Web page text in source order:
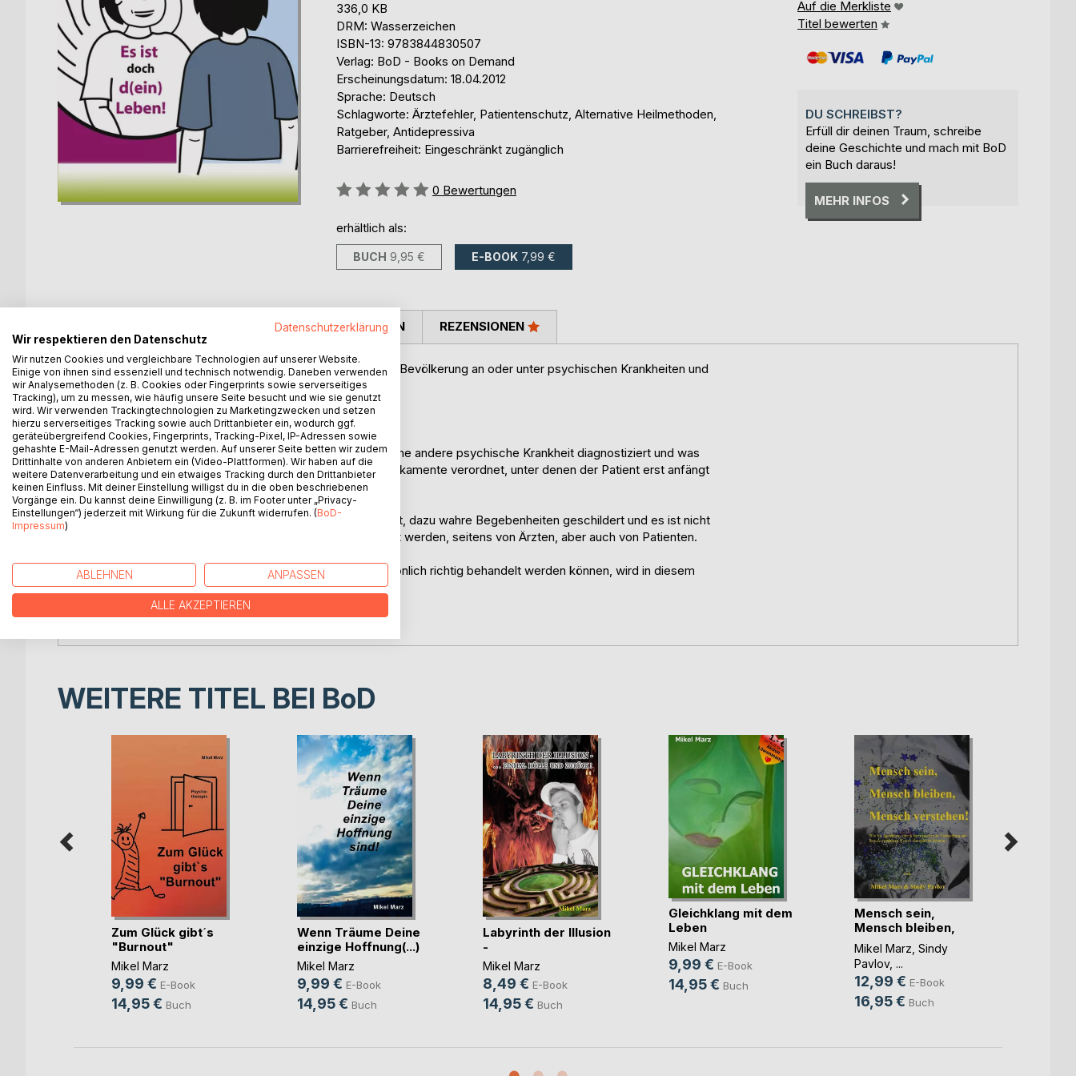
336,0 KB
DRM: Wasserzeichen
ISBN-13: 9783844830507
Verlag: BoD - Books on Demand
Erscheinungsdatum: 18.04.2012
Sprache: Deutsch
Schlagworte: Ärztefehler, Patientenschutz, Alternative Heilmethoden,
Ratgeber, Antidepressiva
Barrierefreiheit: Eingeschränkt zugänglich
Bewertung::
0 Bewertungen
erhältlich als:
BUCH 9,95 € E-BOOK 7,99 €
Auf die Merkliste
Titel bewerten
DU SCHREIBST?
Erfüll dir deinen Traum, schreibe
deine Geschichte und mach mit BoD
ein Buch daraus!
MEHR INFOS
Laut einer Studie leiden allein in Deutschland ca. 9,1% der Bevölkerung an oder unter psychischen Krankheiten und
die Dunkelziffer ist alarmierend hoch.
Doch ist das wirklich so?
Inzwischen wird relativ schnell das Wort „Burnout“ oder eine andere psychische Krankheit diagnostiziert und was
noch viel schlimmer ist, es werden dazu nicht selten Medikamente verordnet, unter denen der Patient erst anfängt
zu leiden.
Ich habe mit sehr aufwendigen Recherchen nachgeschaut, dazu wahre Begebenheiten geschildert und es ist nicht
von der Hand zu weisen, dass viele grobe Fehler gemacht werden, seitens von Ärzten, aber auch von Patienten.
Wie Sie selbst dafür Sorge tragen können, dass SIE persönlich richtig behandelt werden können, wird in diesem
Buch ausführlich beschrieben.
Wahrheit kann weh tun!
PRESSESTIMMEN REZENSIONEN
WEITERE TITEL BEI BoD
Zum Glück gibt´s
"Burnout"
Mikel Marz
9,99 € E-Book
14,95 € Buch
Wenn Träume Deine
einzige Hoffnung(...)
Mikel Marz
9,99 € E-Book
14,95 € Buch
Labyrinth der Illusion
-
Mikel Marz
8,49 € E-Book
14,95 € Buch
Gleichklang mit dem
Leben
Mikel Marz
9,99 € E-Book
14,95 € Buch
Mensch sein,
Mensch bleiben,
Mensc(...)
Mikel Marz Sindy
Pavlov, ...
12,99 € E-Book
16,95 € Buch
Datenschutzerklärung
Wir respektieren den Datenschutz
Wir nutzen Cookies und vergleichbare Technologien auf unserer Website.
Einige von ihnen sind essenziell und technisch notwendig. Daneben verwenden
wir Analysemethoden (z. B. Cookies oder Fingerprints sowie serverseitiges
Tracking), um zu messen, wie häufig unsere Seite besucht und wie sie genutzt
wird. Wir verwenden Trackingtechnologien zu Marketingzwecken und setzen
hierzu serverseitiges Tracking sowie auch Drittanbieter ein, wodurch ggf.
geräteübergreifend Cookies, Fingerprints, Tracking-Pixel, IP-Adressen sowie
gehashte E-Mail-Adressen genutzt werden. Auf unserer Seite betten wir zudem
Drittinhalte von anderen Anbietern ein (Video-Plattformen). Wir haben auf die
weitere Datenverarbeitung und ein etwaiges Tracking durch den Drittanbieter
keinen Einfluss. Mit deiner Einstellung willigst du in die oben beschriebenen
Vorgänge ein. Du kannst deine Einwilligung (z. B. im Footer unter „Privacy-
Einstellungen“) jederzeit mit Wirkung für die Zukunft widerrufen. (BoD-
Impressum)
ABLEHNEN ANPASSEN
ALLE AKZEPTIEREN